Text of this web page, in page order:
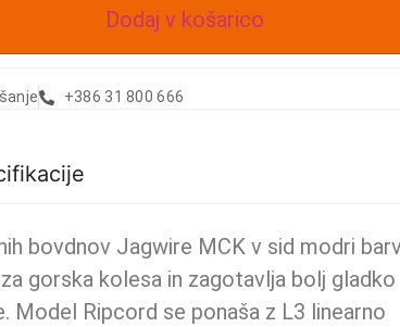
Dodaj v košarico
+386 31 800 666
bovdnov Jagwire MCK v sid modri
gorska kolesa in zagotavlja bolj gladko
Model Ripcord se ponaša z L3 linearno